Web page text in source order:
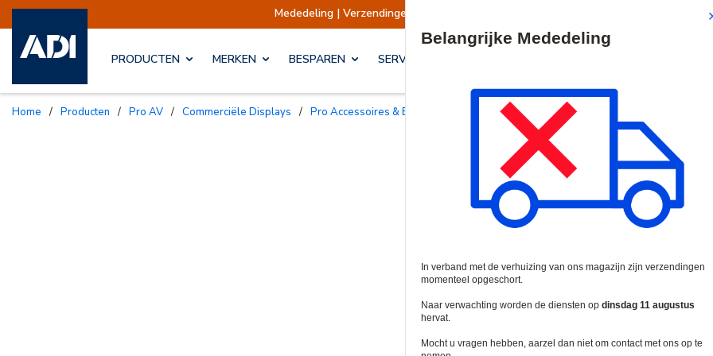
Mededeling | Verzendingen opgeschort Verzendingen worden op dinsdag
PRODUCTEN MERKEN BESPAREN SERVICES & OPLOSSINGEN
Home / Producten / Pro AV / Commerciële Displays / Pro Accessoires & Beugels